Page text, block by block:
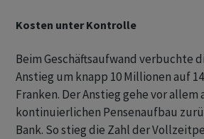
Kosten unter Kontrolle
Beim Geschäftsaufwand verbuchte
Anstieg um knapp 10 Millionen auf
Franken. Der Anstieg gehe vor allem
kontinuierlichen Pensenaufbau
Bank. So stieg die Zahl der